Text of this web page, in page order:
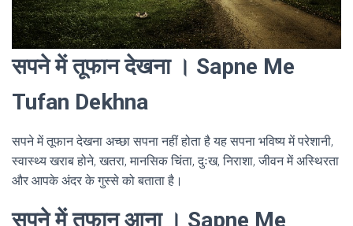
सपने में तूफान देखना । Sapne Me
Tufan Dekhna
सपने में तूफान देखना अच्छा सपना नहीं होता है यह सपना भविष्य में परेशानी,
स्वास्थ्य खराब होने, खतरा, मानसिक चिंता, दुःख, निराशा, जीवन में अस्थिरता
और आपके अंदर के गुस्से को बताता है।
सपने में तूफान आना । Sapne Me